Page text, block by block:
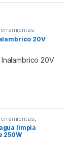
20V
Profesión
limpia
250W